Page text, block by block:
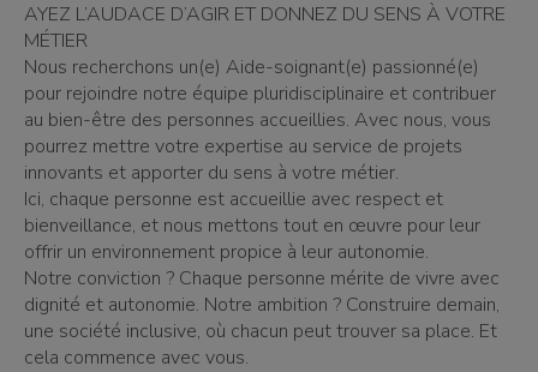
AYEZ L’AUDACE D’AGIR ET DONNEZ DU SENS À VOTRE
MÉTIER
Nous recherchons un(e) Aide-soignant(e) passionné(e)
pour rejoindre notre équipe pluridisciplinaire et contribuer
au bien-être des personnes accueillies. Avec nous, vous
pourrez mettre votre expertise au service de projets
innovants et apporter du sens à votre métier.
Ici, chaque personne est accueillie avec respect et
bienveillance, et nous mettons tout en œuvre pour leur
offrir un environnement propice à leur autonomie.
Notre conviction ? Chaque personne mérite de vivre avec
dignité et autonomie. Notre ambition ? Construire demain,
une société inclusive, où chacun peut trouver sa place. Et
cela commence avec vous.